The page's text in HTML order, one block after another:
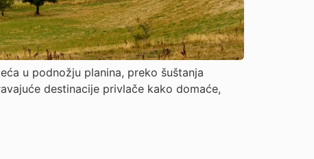
u podnožju planina, preko šuštanja
destinacije privlače kako domaće,